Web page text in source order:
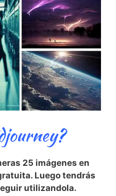
25 imágenes en
Luego tendrás
utilizandola.